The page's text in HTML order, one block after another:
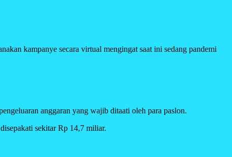
kampanye secara virtual mengingat saat ini sedang pandemi
anggaran yang wajib ditaati oleh para paslon.
sekitar Rp 14,7 miliar.